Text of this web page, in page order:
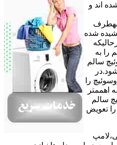
اند و
بهطرف
شده
را ﺑﻪ
ﺳﺎﻟﻢ
را
اهممتر
ﺳﺎﻟﻢ
ﺗﻌﻮﯾﺾ